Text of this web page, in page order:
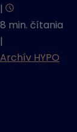
|
8 min. čítania
|
Archív HYPO